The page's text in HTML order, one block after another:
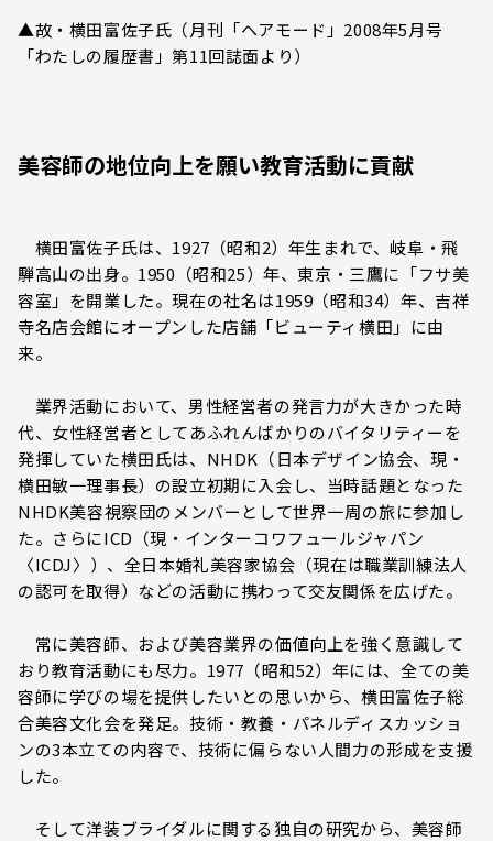
▲故・横田富佐子氏（月刊「ヘアモード」2008年5月号
「わたしの履歴書」第11回誌面より）
美容師の地位向上を願い教育活動に貢献
横田富佐子氏は、1927（昭和2）年生まれで、岐阜・飛
騨高山の出身。1950（昭和25）年、東京・三鷹に「フサ美
容室」を開業した。現在の社名は1959（昭和34）年、吉祥
寺名店会館にオープンした店舗「ビューティ横田」に由
来。
業界活動において、男性経営者の発言力が大きかった時
代、女性経営者としてあふれんばかりのバイタリティーを
発揮していた横田氏は、NHDK（日本デザイン協会、現・
横田敏一理事長）の設立初期に入会し、当時話題となった
NHDK美容視察団のメンバーとして世界一周の旅に参加し
た。さらにICD（現・インターコワフュールジャパン
〈ICDJ〉）、全日本婚礼美容家協会（現在は職業訓練法人
の認可を取得）などの活動に携わって交友関係を広げた。
常に美容師、および美容業界の価値向上を強く意識して
おり教育活動にも尽力。1977（昭和52）年には、全ての美
容師に学びの場を提供したいとの思いから、横田富佐子総
合美容文化会を発足。技術・教養・パネルディスカッショ
ンの3本立ての内容で、技術に偏らない人間力の形成を支援
した。
そして洋装ブライダルに関する独自の研究から、美容師